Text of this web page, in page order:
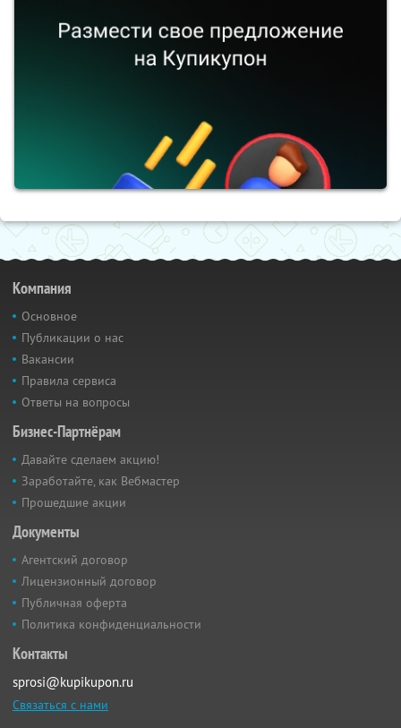
Компания
Основное
Публикации о нас
Вакансии
Правила сервиса
Ответы на вопросы
Бизнес-Партнёрам
Давайте сделаем акцию!
Заработайте, как Вебмастер
Прошедшие акции
Документы
Агентский договор
Лицензионный договор
Публичная оферта
Политика конфиденциальности
Контакты
sprosi@kupikupon.ru
Связаться с нами